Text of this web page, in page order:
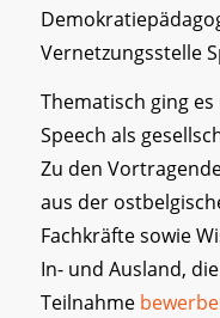
Vernetzungsstelle
Thematisch ging
Speech als
Zu den
aus der
Fachkräfte sowie
In- und Ausland,
Teilnahme